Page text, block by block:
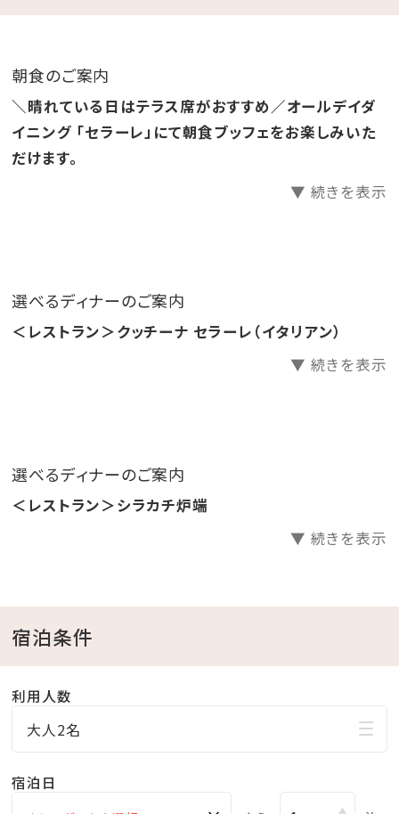
刺激する空間「シラカチ炉端」のふたつのレストランから
お選びいただけます。
ハイアットホテルが手がける、国内初のビーチリゾート
本プランは「ワールドオブハイアット」プログラムのポイ
ントおよび滞在カウント加算、メンバーシップ特典利用
（アップグレード、レイトアウト等）は対象外となりご利用
チェックイン時、宿泊代表者のお客様ににクレジットカ
ードのご登録をいただくか、所定の現金をお預かりさせ
ていただきます。また、お預かり金はご滞在のお支払い
朝食のご案内
＼晴れている日はテラス席がおすすめ／オールデイダ
イニング 「セラーレ」にて朝食ブッフェをお楽しみいた
だけます。
▼ 続きを表示
選べるディナーのご案内
＜レストラン＞クッチーナ セラーレ（イタリアン）
▼ 続きを表示
選べるディナーのご案内
＜レストラン＞シラカチ炉端
▼ 続きを表示
宿泊条件
利用人数
大人2名
宿泊日